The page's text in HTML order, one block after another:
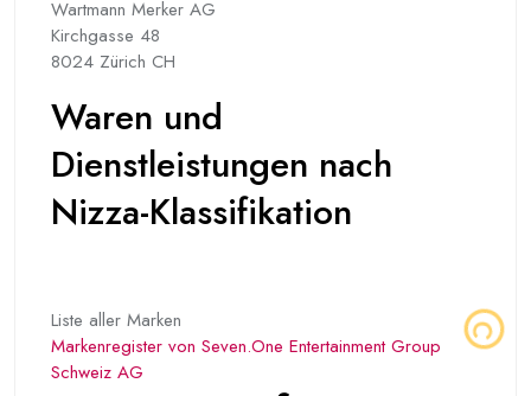
Wartmann Merker AG
Kirchgasse 48
8024 Zürich CH
Waren und
Dienstleistungen nach
Nizza-Klassifikation
Liste aller Marken
Markenregister von Seven.One Entertainment Group
Schweiz AG